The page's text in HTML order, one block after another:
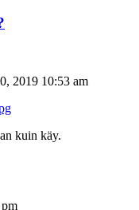
2019 10:53 am
kuin käy.